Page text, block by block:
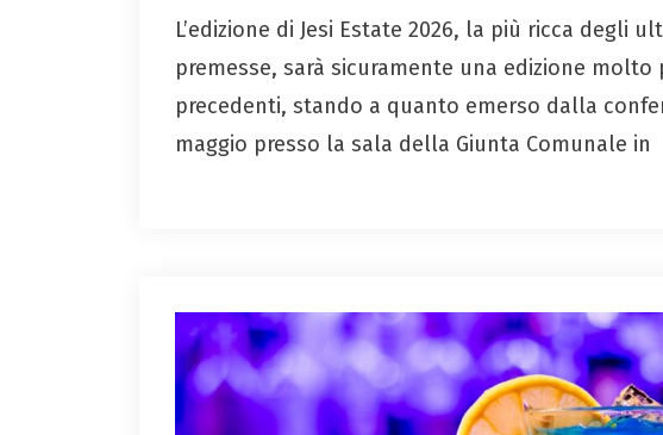
L’edizione di Jesi Estate 2026, la più ricca degli
premesse, sarà sicuramente una edizione
precedenti, stando a quanto emerso dalla
maggio presso la sala della Giunta Comunale in